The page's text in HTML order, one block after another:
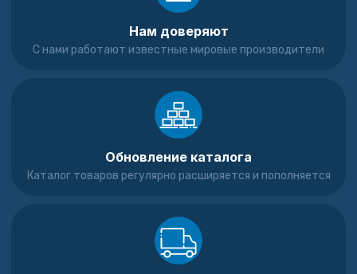
Нам доверяют
С нами работают известные мировые производители
Обновление каталога
Каталог товаров регулярно расширяется и пополняется